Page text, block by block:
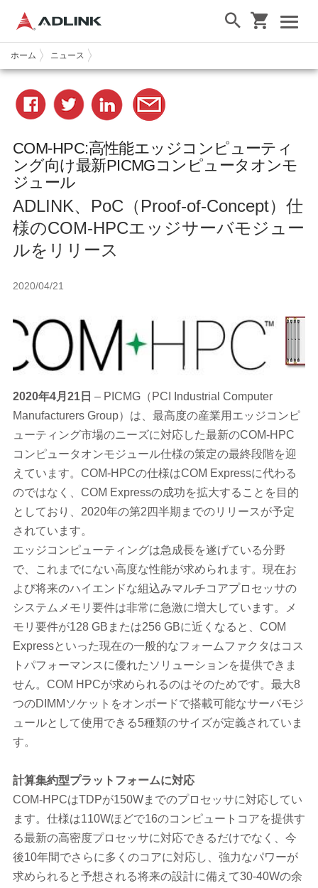
ホーム ニュース
COM-HPC:高性能エッジコンピューティ
ング向け最新PICMGコンピュータオンモ
ジュール
ADLINK、PoC（Proof-of-Concept）仕
様のCOM-HPCエッジサーバモジュー
ルをリリース
2020/04/21
2020年4月21日 – PICMG（PCI Industrial Computer
Manufacturers Group）は、最高度の産業用エッジコンピ
ューティング市場のニーズに対応した最新のCOM-HPC
コンピュータオンモジュール仕様の策定の最終段階を迎
えています。COM-HPCの仕様はCOM Expressに代わる
のではなく、COM Expressの成功を拡大することを目的
としており、2020年の第2四半期までのリリースが予定
されています。
エッジコンピューティングは急成長を遂げている分野
で、これまでにない高度な性能が求められます。現在お
よび将来のハイエンドな組込みマルチコアプロセッサの
システムメモリ要件は非常に急激に増大しています。メ
モリ要件が128 GBまたは256 GBに近くなると、COM
Expressといった現在の一般的なフォームファクタはコス
トパフォーマンスに優れたソリューションを提供できま
せん。COM HPCが求められるのはそのためです。最大8
つのDIMMソケットをオンボードで搭載可能なサーバモジ
ュールとして使用できる5種類のサイズが定義されていま
す。
計算集約型プラットフォームに対応
COM-HPCはTDPが150Wまでのプロセッサに対応してい
ます。仕様は110Wほどで16のコンピュートコアを提供す
る最新の高密度プロセッサに対応できるだけでなく、今
後10年間でさらに多くのコアに対応し、強力なパワーが
求められると予想される将来の設計に備えて30-40Wの余